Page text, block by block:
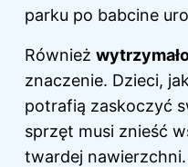
parku po babcine
Również
znaczenie. Dzieci,
potrafią zaskoczyć
sprzęt musi znieść
twardej